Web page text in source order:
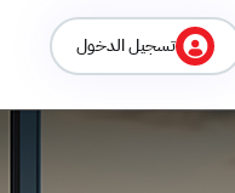
تسجيل الدخول